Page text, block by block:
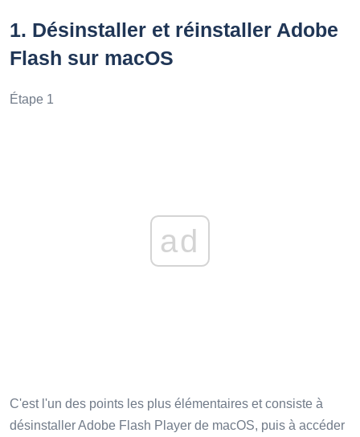
1. Désinstaller et réinstaller Adobe
Flash sur macOS
Étape 1
ad
C'est l'un des points les plus élémentaires et consiste à
désinstaller Adobe Flash Player de macOS, puis à accéder